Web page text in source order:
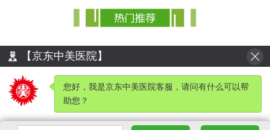
本站最终解释权归京东中美医院所有
冀公网安备 13108202000508号
医疗广告审查证明文号：廊审批社会【2018】15068号
服务监督电话：0316-3310060
【京东中美医院】
您好，我是京东中美医院客服，请问有什么可以帮
助您？